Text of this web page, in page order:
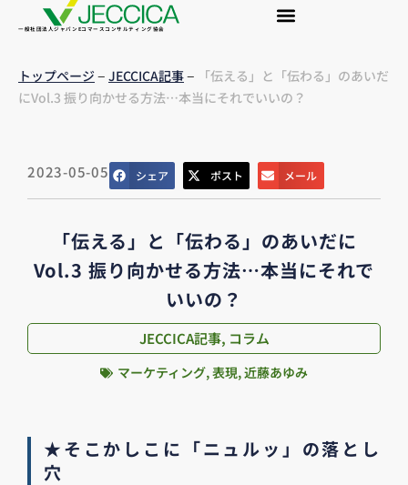
一般社団法人ジャパンEコマースコンサルティング協会
トップページ– JECCICA記事– 「伝える」と「伝わる」のあいだ
にVol.3 振り向かせる方法…本当にそれでいいの？
2023-05-05 シェア ポスト メール
「伝える」と「伝わる」のあいだに
Vol.3 振り向かせる方法…本当にそれで
いいの？
JECCICA記事, コラム
マーケティング,表現,近藤あゆみ
★そこかしこに「ニュルッ」の落とし
穴